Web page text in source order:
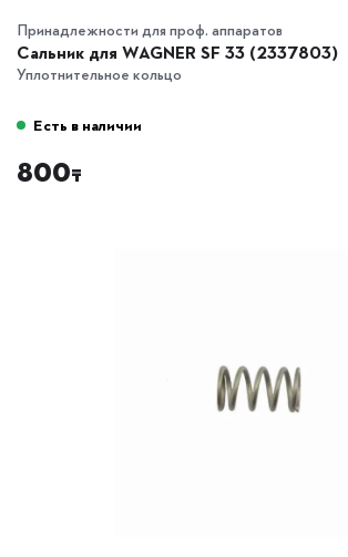
Принадлежности для проф. аппаратов
Сальник для WAGNER SF 33 (2337803)
Уплотнительное кольцо
Есть в наличии
800₸